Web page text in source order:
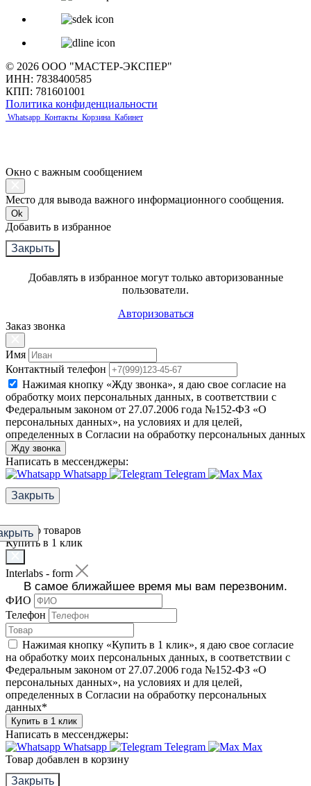
© 2026 ООО "МАСТЕР-ЭКСПЕР"
ИНН: 7838400585
КПП: 781601001
Политика конфиденциальности
Whatsapp Контакты Корзина Кабинет
Окно с важным сообщением
Место для вывода важного информационного сообщения.
Ok
Добавить в избранное
Закрыть
Добавлять в избранное могут только авторизованные
пользователи.
Авторизоваться
Заказ звонка
Имя
Контактный телефон
Нажимая кнопку «Жду звонка», я даю свое согласие на
обработку моих персональных данных, в соответствии с
Федеральным законом от 27.07.2006 года №152-ФЗ «О
персональных данных», на условиях и для целей,
определенных в Согласии на обработку персональных данных
Жду звонка
Написать в мессенджеры:
Whatsapp
Telegram
Max
Закрыть
Фильтр товаров
Купить в 1 клик
Interlabs - form
В самое ближайшее время мы вам перезвоним.
ФИО
Телефон
Нажимая кнопку «Купить в 1 клик», я даю свое согласие
на обработку моих персональных данных, в соответствии с
Федеральным законом от 27.07.2006 года №152-ФЗ «О
персональных данных», на условиях и для целей,
определенных в Согласии на обработку персональных
данных*
Купить в 1 клик
Написать в мессенджеры:
Whatsapp
Telegram
Max
Товар добавлен в корзину
Закрыть